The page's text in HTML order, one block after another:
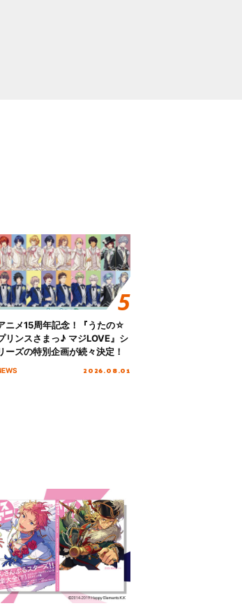
ニメ15周年記念！『うたの☆
リンスさまっ♪ マジLOVE』シ
ーズの特別企画が続々決定！
2026.08.01